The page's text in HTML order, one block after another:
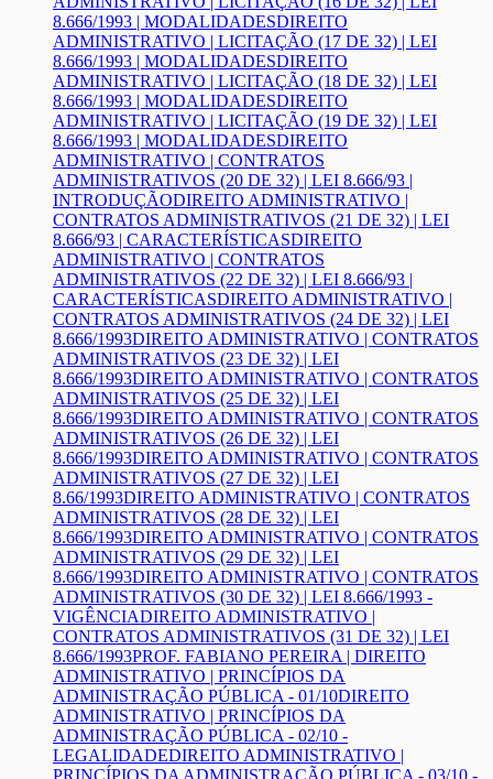
8.666/1993 | MODALIDADESDIREITO
ADMINISTRATIVO | LICITAÇÃO (17 DE 32) | LEI
8.666/1993 | MODALIDADESDIREITO
ADMINISTRATIVO | LICITAÇÃO (18 DE 32) | LEI
8.666/1993 | MODALIDADESDIREITO
ADMINISTRATIVO | LICITAÇÃO (19 DE 32) | LEI
8.666/1993 | MODALIDADESDIREITO
ADMINISTRATIVO | CONTRATOS
ADMINISTRATIVOS (20 DE 32) | LEI 8.666/93 |
INTRODUÇÃODIREITO ADMINISTRATIVO |
CONTRATOS ADMINISTRATIVOS (21 DE 32) | LEI
8.666/93 | CARACTERÍSTICASDIREITO
ADMINISTRATIVO | CONTRATOS
ADMINISTRATIVOS (22 DE 32) | LEI 8.666/93 |
CARACTERÍSTICASDIREITO ADMINISTRATIVO |
CONTRATOS ADMINISTRATIVOS (24 DE 32) | LEI
8.666/1993DIREITO ADMINISTRATIVO | CONTRATOS
ADMINISTRATIVOS (23 DE 32) | LEI
8.666/1993DIREITO ADMINISTRATIVO | CONTRATOS
ADMINISTRATIVOS (25 DE 32) | LEI
8.666/1993DIREITO ADMINISTRATIVO | CONTRATOS
ADMINISTRATIVOS (26 DE 32) | LEI
8.666/1993DIREITO ADMINISTRATIVO | CONTRATOS
ADMINISTRATIVOS (27 DE 32) | LEI
8.66/1993DIREITO ADMINISTRATIVO | CONTRATOS
ADMINISTRATIVOS (28 DE 32) | LEI
8.666/1993DIREITO ADMINISTRATIVO | CONTRATOS
ADMINISTRATIVOS (29 DE 32) | LEI
8.666/1993DIREITO ADMINISTRATIVO | CONTRATOS
ADMINISTRATIVOS (30 DE 32) | LEI 8.666/1993 -
VIGÊNCIADIREITO ADMINISTRATIVO |
CONTRATOS ADMINISTRATIVOS (31 DE 32) | LEI
8.666/1993PROF. FABIANO PEREIRA | DIREITO
ADMINISTRATIVO | PRINCÍPIOS DA
ADMINISTRAÇÃO PÚBLICA - 01/10DIREITO
ADMINISTRATIVO | PRINCÍPIOS DA
ADMINISTRAÇÃO PÚBLICA - 02/10 -
LEGALIDADEDIREITO ADMINISTRATIVO |
PRINCÍPIOS DA ADMINISTRAÇÃO PÚBLICA - 03/10 -